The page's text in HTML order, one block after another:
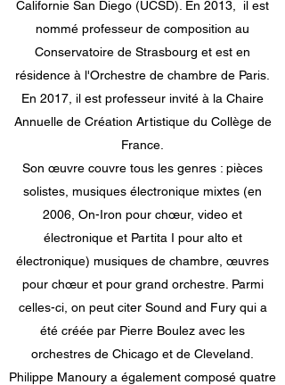
Californie San Diego (UCSD). En 2013, il est
nommé professeur de composition au
Conservatoire de Strasbourg et est en
résidence à l'Orchestre de chambre de Paris.
En 2017, il est professeur invité à la Chaire
Annuelle de Création Artistique du Collège de
France.
Son œuvre couvre tous les genres : pièces
solistes, musiques électronique mixtes (en
2006, On-Iron pour chœur, video et
électronique et Partita I pour alto et
électronique) musiques de chambre, œuvres
pour chœur et pour grand orchestre. Parmi
celles-ci, on peut citer Sound and Fury qui a
été créée par Pierre Boulez avec les
orchestres de Chicago et de Cleveland.
Philippe Manoury a également composé quatre